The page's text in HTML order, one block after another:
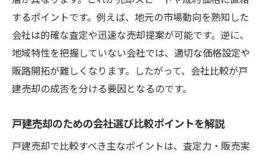
するポイントです。例えば、地元の市場動向を熟知した
会社は的確な査定や迅速な売却提案が可能です。逆に、
地域特性を把握していない会社では、適切な価格設定や
販路開拓が難しくなります。したがって、会社比較が戸
建売却の成否を分ける要因となるのです。
戸建売却のための会社選び比較ポイントを解説
戸建売却で比較すべき主なポイントは、査定力・販売実